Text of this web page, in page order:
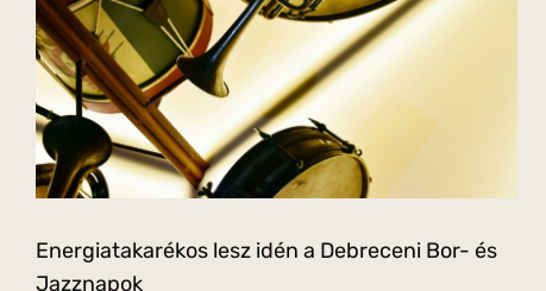
Energiatakarékos lesz idén a Debreceni Bor- és
Jazznapok